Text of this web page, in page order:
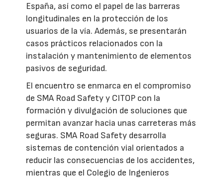
España, así como el papel de las barreras
longitudinales en la protección de los
usuarios de la vía. Además, se presentarán
casos prácticos relacionados con la
instalación y mantenimiento de elementos
pasivos de seguridad.
El encuentro se enmarca en el compromiso
de SMA Road Safety y CITOP con la
formación y divulgación de soluciones que
permitan avanzar hacia unas carreteras más
seguras. SMA Road Safety desarrolla
sistemas de contención vial orientados a
reducir las consecuencias de los accidentes,
mientras que el Colegio de Ingenieros